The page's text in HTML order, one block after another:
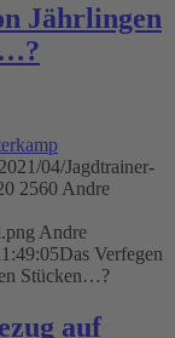
Jährlingen
04/Jagdtrainer-
2560Andre
Andre
Das Verfegen
Stücken…?
auf